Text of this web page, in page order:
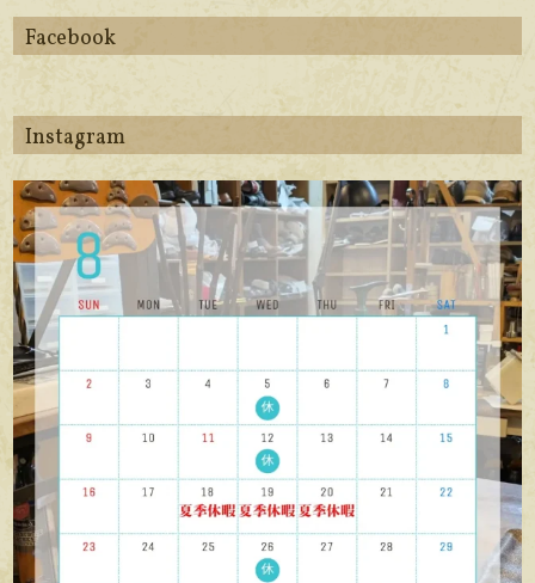
Facebook
Instagram
apego_handmade_shoemaker
8月 6